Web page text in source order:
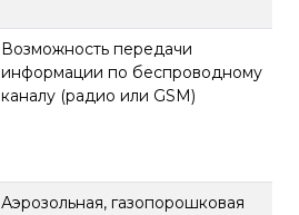
Возможность передачи
информации по беспроводному
каналу (радио или GSM)
Аэрозольная, газопорошковая